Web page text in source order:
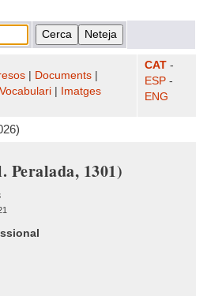
Documents
Vocabulari Imatges
CAT -
ESP -
ENG
Peralada, 1301)